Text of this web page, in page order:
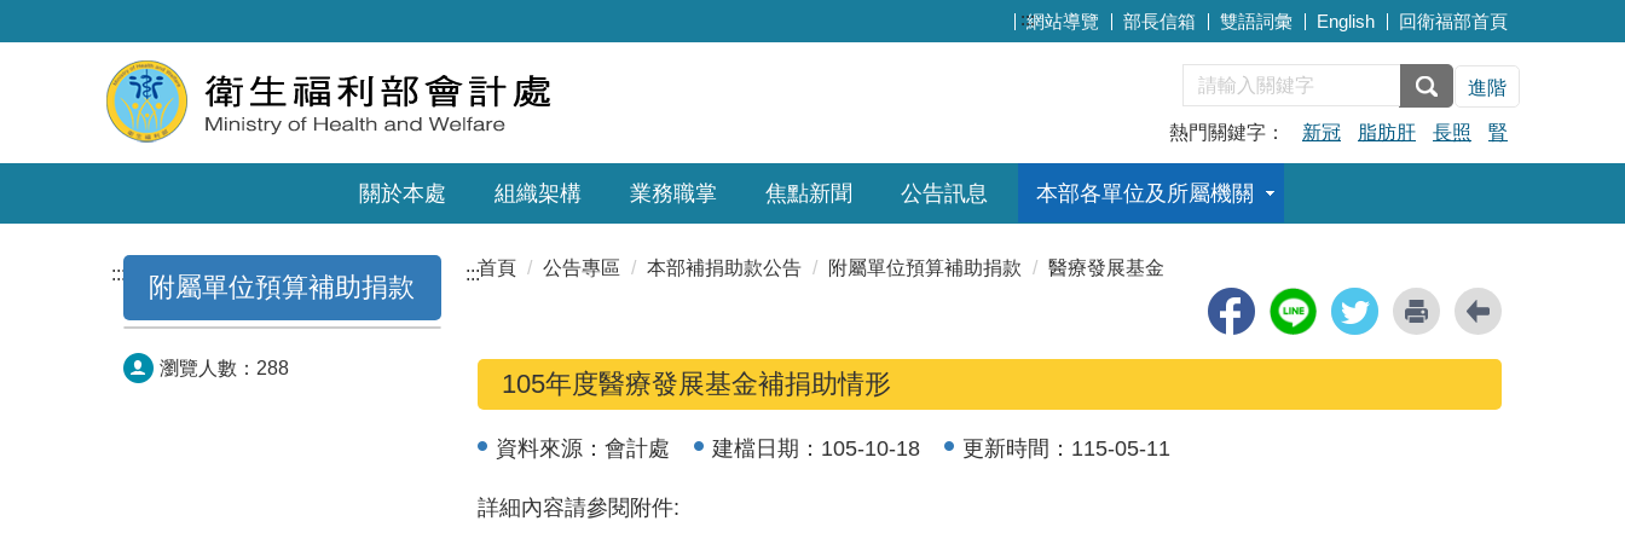
:::網站導覽 部長信箱 雙語詞彙 English 回衛福部首頁
進階
熱門關鍵字： 新冠 脂肪肝 長照 腎
關於本處 組織架構 業務職掌 焦點新聞 公告訊息 本部各單位及所屬機關
::: 附屬單位預算補助捐款
瀏覽人數： 288
:::首頁 公告專區 本部補捐助款公告 附屬單位預算補助捐款 醫療發展基金
105年度醫療發展基金補捐助情形
資料來源： 會計處 建檔日期： 105-10-18 更新時間： 115-05-11
詳細內容請參閱附件: